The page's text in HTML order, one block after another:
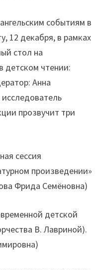
событиям в
12 декабря, в рамках
стол на
детском чтении:
Анна
прозвучит три
сессия
произведении»
Фрида Семёновна)
детской
В. Лавриной).